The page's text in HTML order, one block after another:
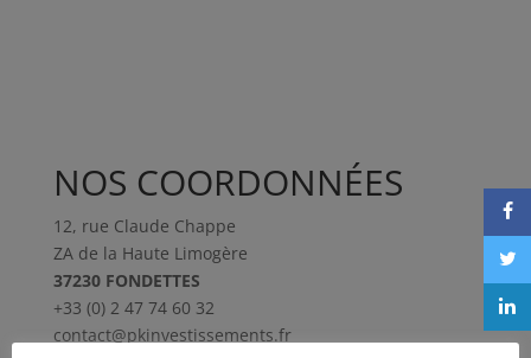
NOS COORDONNÉES
12, rue Claude Chappe
ZA de la Haute Limogère
37230 FONDETTES
+33 (0) 2 47 74 60 32
contact@pkinvestissements.fr